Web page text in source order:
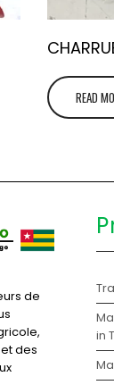
READ
de
des
in